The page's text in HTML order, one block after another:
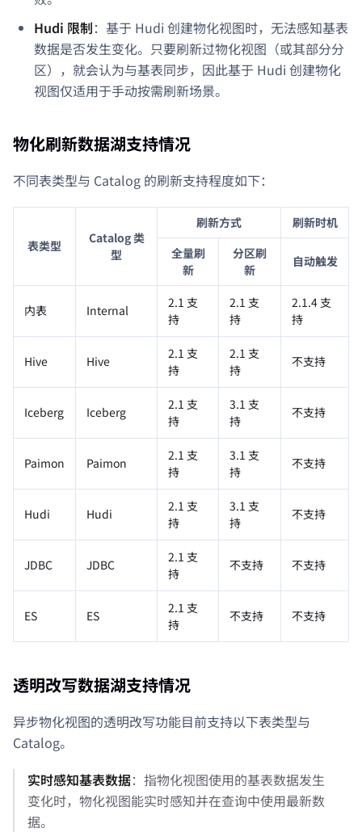
Hudi 限制：基于 Hudi 创建物化视图时，无法感知基表
数据是否发生变化。只要刷新过物化视图（或其部分分
区），就会认为与基表同步，因此基于 Hudi 创建物化
视图仅适用于手动按需刷新场景。
物化刷新数据湖支持情况
不同表类型与 Catalog 的刷新支持程度如下：
表类型
Catalog 类
型
刷新方式
刷新时机
全量刷
新
分区刷
新
自动触发
内表 Internal
2.1 支
持
2.1 支
持
2.1.4 支
持
Hive Hive
2.1 支
持
2.1 支
持
不支持
Iceberg Iceberg
2.1 支
持
3.1 支
持
不支持
Paimon Paimon
2.1 支
持
3.1 支
持
不支持
Hudi Hudi
2.1 支
持
3.1 支
持
不支持
JDBC JDBC
2.1 支
持
不支持 不支持
ES ES
2.1 支
持
不支持 不支持
透明改写数据湖支持情况
异步物化视图的透明改写功能目前支持以下表类型与
Catalog。
实时感知基表数据：指物化视图使用的基表数据发生
变化时，物化视图能实时感知并在查询中使用最新数
据。